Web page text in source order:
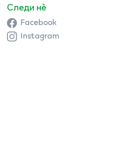
Следи нè
Facebook
Instagram